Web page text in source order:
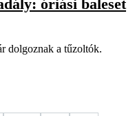
óriási baleset
dolgoznak a tűzoltók.